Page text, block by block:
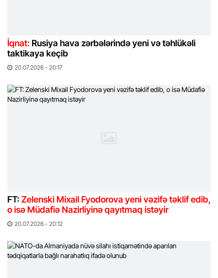
İqnat: Rusiya hava zərbələrində yeni və təhlükəli
taktikaya keçib
20.07.2026 - 20:17
FT: Zelenski Mixail Fyodorova yeni vəzifə təklif edib,
o isə Müdafiə Nazirliyinə qayıtmaq istəyir
20.07.2026 - 20:12